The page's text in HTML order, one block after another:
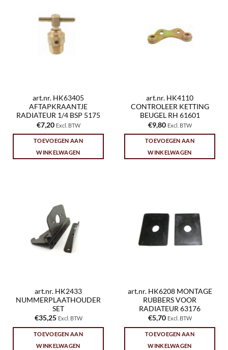
art.nr. HK63405
AFTAPKRAANTJE
RADIATEUR 1/4 BSP 5175
€7,20 Excl. BTW
TOEVOEGEN AAN
WINKELWAGEN
art.nr. HK4110
CONTROLEER KETTING
BEUGEL RH 61601
€9,80 Excl. BTW
TOEVOEGEN AAN
WINKELWAGEN
art.nr. HK2433
NUMMERPLAATHOUDER
SET
€35,25 Excl. BTW
TOEVOEGEN AAN
WINKELWAGEN
art.nr. HK6208 MONTAGE
RUBBERS VOOR
RADIATEUR 63176
€5,70 Excl. BTW
TOEVOEGEN AAN
WINKELWAGEN